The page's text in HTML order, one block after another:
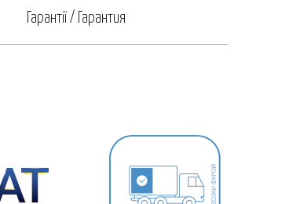
Гарантії / Гарантия